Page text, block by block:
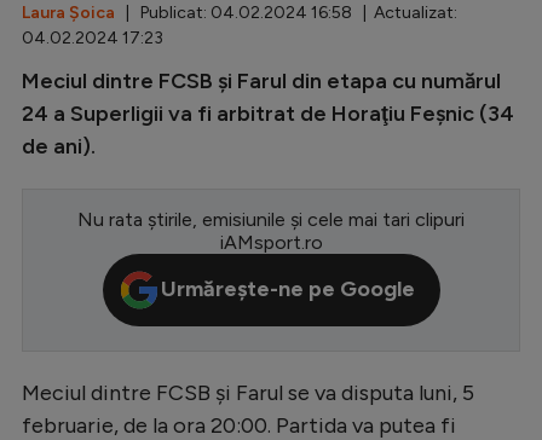
Clasamente
Conference League
CM 2026
Premier League
Serie A
Laura Șoica | Publicat: 04.02.2024 16:58 | Actualizat:
04.02.2024 17:23
Meciul dintre FCSB și Farul din etapa cu numărul
24 a Superligii va fi arbitrat de Horaţiu Feşnic (34
de ani).
Nu rata știrile, emisiunile și cele mai tari clipuri
iAMsport.ro
Urmărește-ne pe Google
Meciul dintre FCSB și Farul se va disputa luni, 5
februarie, de la ora 20:00. Partida va putea fi